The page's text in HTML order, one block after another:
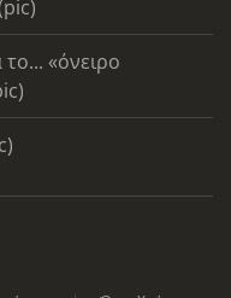
«όνειρο